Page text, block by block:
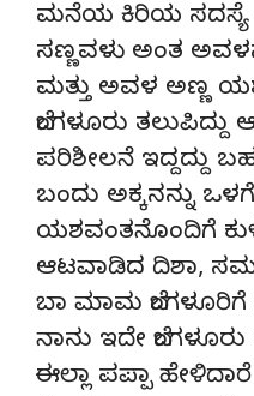
ಮನೆಯ ಕಿರಿಯ ಸದಸ್ಯೆ
ಸಣ್ಣವಳು ಅಂತ
ಮತ್ತು ಅವಳ ಅಣ್ಣ
ಬೆಂಗಳೂರು
ಪರಿಶೀಲನೆ ಇದ್ದದ್ದು
ಬಂದು ಅಕ್ಕನನ್ನು
ಯಶವಂತನೊಂದಿಗೆ
ಆಟವಾಡಿದ ದಿಶಾ,
ಬಾ ಮಾಮ
ನಾನು ಇದೇ ಬೆಂಗಳೂರು
ಈಲ್ಲಾ ಪಪ್ಪಾ